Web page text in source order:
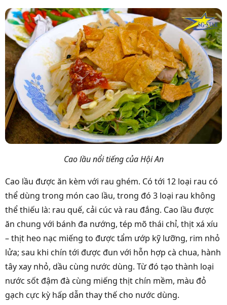
Cao lầu nổi tiếng của Hội An
Cao lầu được ăn kèm với rau ghém. Có tới 12 loại rau có
thể dùng trong món cao lầu, trong đó 3 loại rau không
thể thiếu là: rau quế, cải cúc và rau đắng. Cao lầu được
ăn chung với bánh đa nướng, tép mõ thái chỉ, thịt xá xíu
– thịt heo nạc miếng to được tẩm ướp kỹ lưỡng, rim nhỏ
lửa; sau khi chín tới được đun với hỗn hợp cà chua, hành
tây xay nhỏ, dầu cùng nước dùng. Từ đó tạo thành loại
nước sốt đậm đà cùng miếng thịt chín mềm, màu đỏ
gạch cực kỳ hấp dẫn thay thế cho nước dùng.